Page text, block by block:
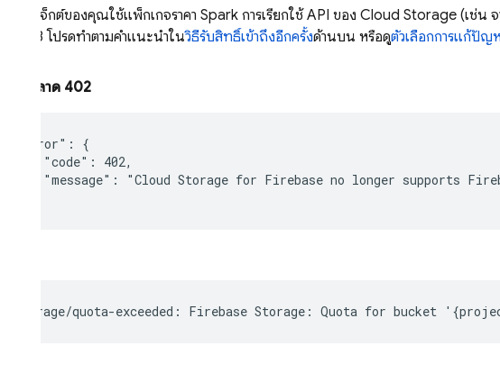
หากโปรเจ็กต์ของคุณใช้แพ็กเกจราคา Spark การเรียกใช้ API ของ Cloud Storage (เช่น
หรือ 403 โปรดทำตามคำแนะนำในวิธีรับสิทธิ์เข้าถึงอีกครั้งด้านบน หรือดูตัวเลือกการแก้ปัญ
ข้อผิดพลาด 402
"error": {
    "code": 402,
"message": "Cloud Storage for Firebase no longer supports